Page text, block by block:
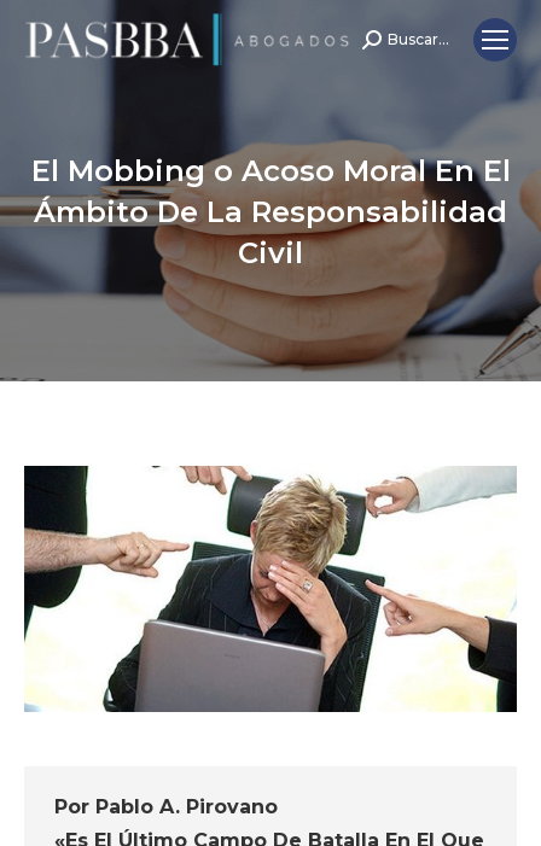
Search:
Buscar...
El Mobbing o Acoso Moral En El
Ámbito De La Responsabilidad
Civil
Por Pablo A. Pirovano
«Es El Último Campo De Batalla En El Que